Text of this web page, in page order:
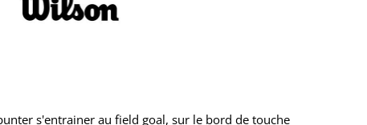
s'entrainer au field goal, sur le bord de touche